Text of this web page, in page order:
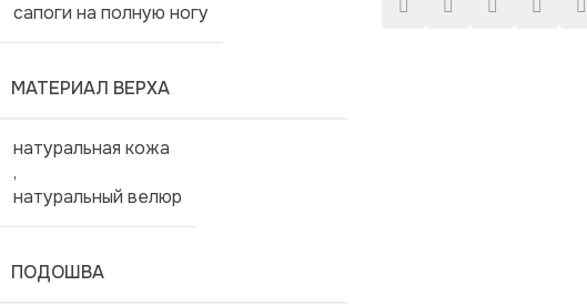
сапоги на полную ногу
МАТЕРИАЛ ВЕРХА
натуральная кожа
,
натуральный велюр
ПОДОШВА